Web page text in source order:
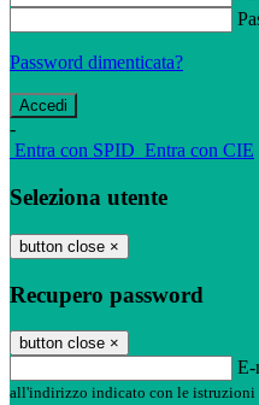
Password dimenticata?
-
Entra con SPID Entra con CIE
Seleziona utente
button close ×
Recupero password
button close ×
E-
all'indirizzo indicato con le istruzioni